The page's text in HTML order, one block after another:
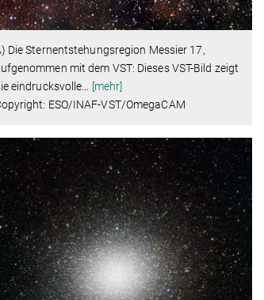
Die Sternentstehungsregion Messier 17,
mit dem VST: Dieses VST-Bild zeigt
eindrucksvolle
[mehr]
ESO/INAF-VST/OmegaCAM